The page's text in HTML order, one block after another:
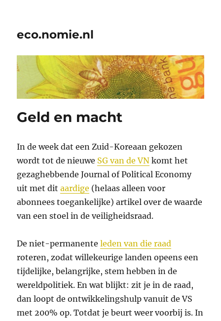
eco.nomie.nl
Geld en macht
In de week dat een Zuid-Koreaan gekozen
wordt tot de nieuwe SG van de VN komt het
gezaghebbende Journal of Political Economy
uit met ditaardige (helaas alleen voor
abonnees toegankelijke) artikel over de waarde
van een stoel in de veiligheidsraad.
De niet-permanenteleden van die raad
roteren, zodat willekeurige landen opeens een
tijdelijke, belangrijke, stem hebben in de
wereldpolitiek. En wat blijkt: zit je in de raad,
dan loopt de ontwikkelingshulp vanuit de VS
met 200% op. Totdat je beurt weer voorbij is. In